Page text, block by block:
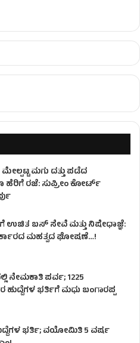
ಮಗು ದತ್ತು ಪಡೆದ
ಹೆರಿಗೆ ರಜೆ: ಸುಪ್ರೀಂ ಕೋರ್ಟ್
ಉಚಿತ ಬಸ್ ಸೇವೆ ಮತ್ತು ನಿಷೇಧಾಜ್ಞೆ:
ಮಹತ್ವದ ಘೋಷಣೆ…!
ನೇಮಕಾತಿ ಪರ್ವ; 1225
ಹುದ್ದೆಗಳ ಭರ್ತಿಗೆ ಮಧು ಬಂಗಾರಪ್ಪ
ಭರ್ತಿ; ವಯೋಮಿತಿ 5 ವರ್ಷ